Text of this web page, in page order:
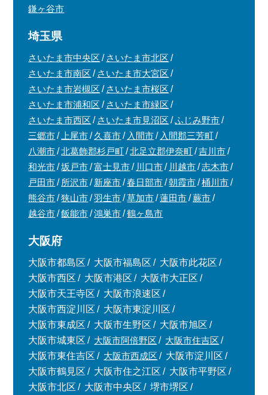
鎌ヶ谷市
埼玉県
さいたま市中央区
さいたま市北区
さいたま市南区
さいたま市大宮区
さいたま市岩槻区
さいたま市桜区
さいたま市浦和区
さいたま市緑区
さいたま市西区
さいたま市見沼区
ふじみ野市
三郷市
上尾市 久喜市 入間市
入間郡三芳町
八潮市
北葛飾郡杉戸町 北足立郡伊奈町
吉川市
和光市
坂戸市 富士見市 川口市 川越市
志木市
戸田市
所沢市 新座市 春日部市 朝霞市
桶川市
熊谷市
狭山市 羽生市 草加市 蓮田市
蕨市
越谷市
飯能市 鴻巣市 鶴ヶ島市
大阪府
大阪市都島区 大阪市福島区
大阪市此花区
大阪市西区
大阪市港区
大阪市大正区
大阪市天王寺区
大阪市浪速区
大阪市西淀川区
大阪市東淀川区
大阪市東成区
大阪市生野区
大阪市旭区
大阪市城東区
大阪市阿倍野区
大阪市住吉区
大阪市東住吉区
大阪市西成区
大阪市淀川区
大阪市鶴見区
大阪市住之江区
大阪市平野区
大阪市北区
大阪市中央区
堺市堺区